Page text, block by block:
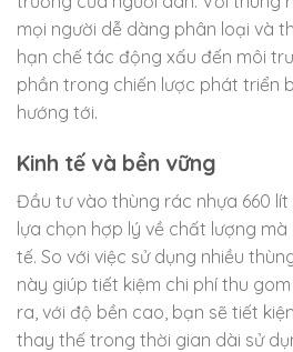
mọi người dễ dàng phân loại và
hạn chế tác động xấu đến môi
phần trong chiến lược phát triển
hướng tới.
Kinh tế và bền vững
Đầu tư vào thùng rác nhựa 660 lít
lựa chọn hợp lý về chất lượng
tế. So với việc sử dụng nhiều
này giúp tiết kiệm chi phí thu
ra, với độ bền cao, bạn sẽ tiết
thay thế trong thời gian dài sử